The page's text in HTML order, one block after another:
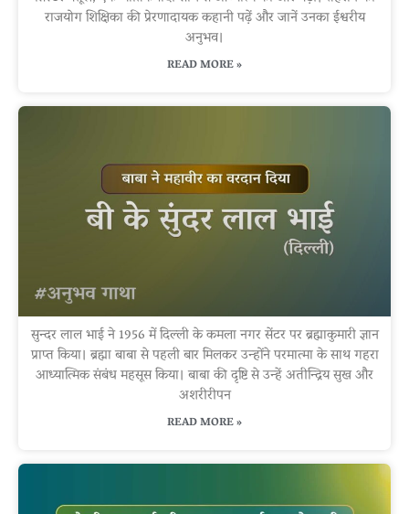
राजयोग शिक्षिका की प्रेरणादायक कहानी पढ़ें और जानें उनका ईश्वरीय
अनुभव।
READ MORE »
सुन्दर लाल भाई ने 1956 में दिल्ली के कमला नगर सेंटर पर ब्रह्माकुमारी ज्ञान
प्राप्त किया। ब्रह्मा बाबा से पहली बार मिलकर उन्होंने परमात्मा के साथ गहरा
आध्यात्मिक संबंध महसूस किया। बाबा की दृष्टि से उन्हें अतीन्द्रिय सुख और
अशरीरीपन
READ MORE »